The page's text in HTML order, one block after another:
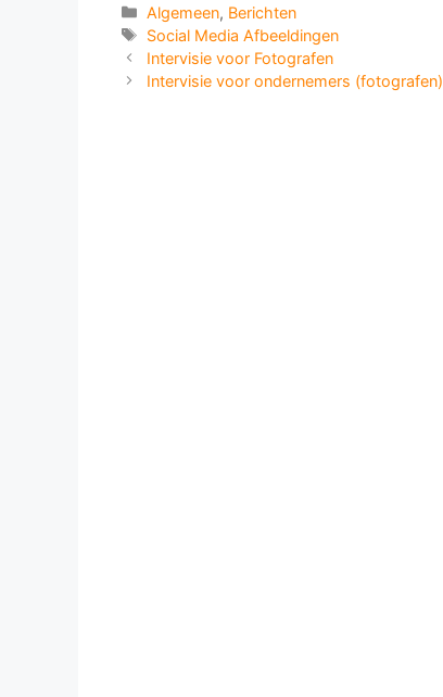
Categorieën
Algemeen, Berichten
Tags
Social Media Afbeeldingen
Intervisie voor Fotografen
Intervisie voor ondernemers (fotografen)